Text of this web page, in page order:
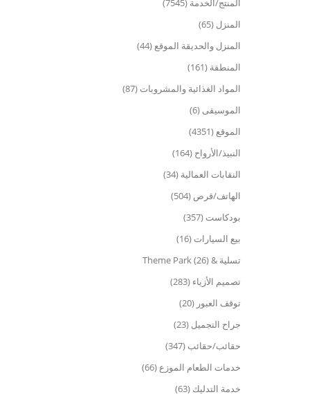
المنتج/الخدمة (7545)
المنزل (65)
المنزل والحديقة الموقع (44)
المنطقة (161)
المواد الغذائية والمشروبات (87)
الموسيقى (6)
الموقع (4351)
النبيذ/الأرواح (164)
النقابات العمالية (34)
الهاتف/قرص (504)
بودكاست (357)
بيع السيارات (16)
تسلية & Theme Park (26)
تصميم الأزياء (283)
توقف العبور (20)
جراح التجميل (23)
حقائب/حقائب (347)
خدمات الطعام الموزع (66)
خدمة التدليك (63)